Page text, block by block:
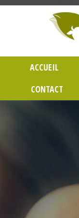
ACCUEIL
CONTACT